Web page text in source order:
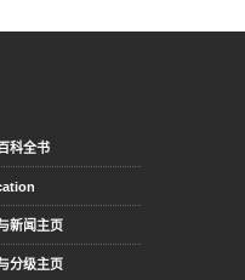
科全书
新闻主页
分级主页